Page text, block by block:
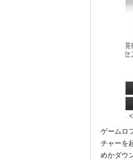
ゲームロ
チャーを
めかダウ